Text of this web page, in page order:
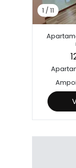
1 / 11